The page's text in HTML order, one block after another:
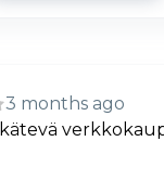
3 months ago